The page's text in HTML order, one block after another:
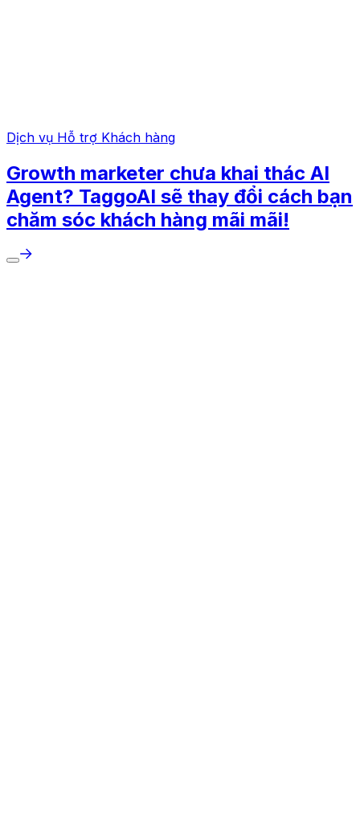
Dịch vụ Hỗ trợ Khách hàng
Growth marketer chưa khai thác AI
Agent? TaggoAI sẽ thay đổi cách bạn
chăm sóc khách hàng mãi mãi!